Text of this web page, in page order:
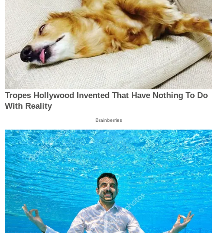
Tropes Hollywood Invented That Have Nothing To Do
With Reality
Brainberries